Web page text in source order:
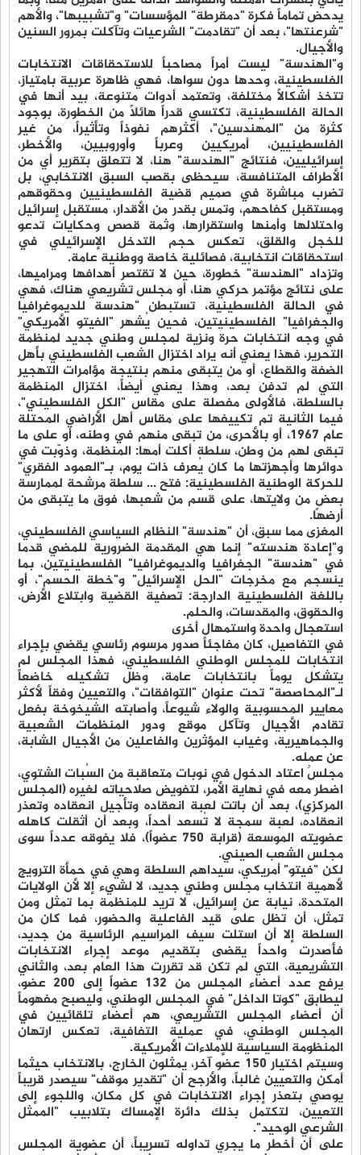
يدحض تماماً فكرة "دمقرطة" المؤسسات" و"تشبيبها"، والأهم
"شرعنتها"، بعد أن "تقادمت" الشرعيات وتآكلت بمرور السنين
والأجيال.
و"الهندسة" ليست أمراً مصاحباً للاستحقاقات الانتخابات
الفلسطينية، وحدها دون سواها، فهي ظاهرة عربية بامتياز،
تتخذ أشكالاً مختلفة، وتعتمد أدوات متنوعة، بيد أنها في
الحالة الفلسطينية، تكتسي قدراً هائلاً من الخطورة، بوجود
كثرة من "المهندسين"، أكثرهم نفوذاً وتأثيراً، من غير
الفلسطينيين، أمريكيين وعرباً وأوروبيين، والأخطر،
إسرائيليين، فنتائج "الهندسة" هنا، لا تتعلق بتقرير أي من
الأطراف المتنافسة، سيحظى بقصب السبق الانتخابي، بل
تضرب مباشرة في صميم قضية الفلسطينيين وحقوقهم
ومستقبل كفاحهم، وتمس بقدر من الأقدار، مستقبل إسرائيل
واحتلالها وأمنها واستقرارها، وثمة قصص وحكايات تدعو
للخجل والقلق، تعكس حجم التدخل الإسرائيلي في
استحقاقات انتخابية، فصائلية خاصة ووطنية عامة.
وتزداد "الهندسة" خطورة، حين لا تقتصر أهدافها ومراميها،
على نتائج مؤتمر حركي هنا، أو مجلس تشريعي هناك، فهي
في الحالة الفلسطينية، تستبطن "هندسة للديموغرافيا
والجغرافيا" الفلسطينيتين، فحين يُشهر "الفيتو الأمريكي"
في وجه انتخابات حرة ونزية لمجلس وطني جديد لمنظمة
التحرير، فهذا يعني أنه يراد اختزال الشعب الفلسطيني بأهل
الضفة والقطاع، أو من يتبقى منهم بنتيجة مؤامرات التهجير
التي لم تدفن بعد، وهذا يعني أيضاً، اختزال المنظمة
بالسلطة، فالأولى مفصلة على مقاس "الكل الفلسطيني"،
فيما الثانية تم تكييفها على مقاس أهل الأراضي المحتلة
عام 1967، أو بالأحرى، من تبقى منهم في وطنه، أو على ما
تبقى لهم من وطن، سلطة أكلت أمها: المنظمة، وذوّبت في
دوائرها وأجهزتها ما كان يُعرف ذات يوم، بـ"العمود الفقري"
للحركة الوطنية الفلسطينية: فتح ... سلطة مرشحة لممارسة
بعضٍ من ولايتها، على قسم من شعبها، فوق ما يتبقى من
أرضها.
المغزى مما سبق، أن "هندسة" النظام السياسي الفلسطيني،
و"إعادة هندسته" إنما هي المقدمة الضرورية للمضي قدما
في "هندسة" الجغرافيا والديموغرافيا" الفلسطينيتين، بما
ينسجم مع مخرجات "الحل الإسرائيل" و"خطة الحسم"، أو
باللغة الفلسطينية الدارجة: تصفية القضية وابتلاع الأرض،
والحقوق، والمقدسات، والحلم.
استعجال واحدة واستمهال أخرى
في التفاصيل، كان مفاجئاً صدور مرسوم رئاسي يقضي بإجراء
انتخابات للمجلس الوطني الفلسطيني، فهذا المجلس لم
يتشكل يوماً بانتخابات عامة، وظل تشكيله خاضعاً
لـ"المحاصصة" تحت عنوان "التوافقات"، والتعيين وفقاً لأكثر
معايير المحسوبية والولاء شيوعاً، وأصابته الشيخوخة بفعل
تقادم الأجيال وتآكل موقع ودور المنظمات الشعبية
والجماهيرية، وغياب المؤثرين والفاعلين من الأجيال الشابة،
عن عمله.
مجلسٌ اعتاد الدخول في نوبات متعاقبة من السُبات الشتوي،
اضطر معه في نهاية الأمر، لتفويض صلاحياته لغيره (المجلس
المركزي)، بعد أن باتت لعبة انعقاده وتأجيل انعقاده وتعذر
انعقاده، لعبة سمجة لا تُسعد أحداً، وبعد أن أثقلت كاهله
عضويته الموسعة (قرابة 750 عضواً)، فلا يفوقه عدداً سوى
مجلس الشعب الصيني.
لكن "فيتو" أمريكي، سيداهم السلطة وهي في حمأة الترويج
لأهمية انتخاب مجلس وطني جديد، لا لشيء إلا لأن الولايات
المتحدة، نيابة عن إسرائيل، لا تريد للمنظمة بما تمثل ومن
تمثل، أن تظل على قيد الفاعلية والحضور، فما كان من
السلطة إلا أن استلت سيف المراسيم الرئاسية من جديد،
فأصدرت واحداً يقضى بتقديم موعد إجراء الانتخابات
التشريعية، التي لم تكن قد تقررت هذا العام بعد، والثاني
يرفع عدد أعضاء المجلس من 132 عضواً إلى 200 عضو،
ليطابق "كوتا الداخل" في المجلس الوطني، وليصبح مفهوماً
أن أعضاء المجلس التشريعي، هم أعضاء تلقائيين في
المجلس الوطني، في عملية التفافية، تعكس ارتهان
المنظومة السياسية للإملاءات الأمريكية.
وسيتم اختيار 150 عضو آخر، يمثلون الخارج، بالانتخاب حيثما
أمكن والتعيين غالباً، والأرجح أن "تقدير موقف" سيصدر قريباً
يوصي بتعذر إجراء الانتخابات في كل مكان، واللجوء إلى
التعيين، لتكتمل بذلك دائرة الإمساك بتلابيب "الممثل
الشرعي الوحيد".
على أن أخطر ما يجري تداوله تسريباً، أن عضوية المجلس